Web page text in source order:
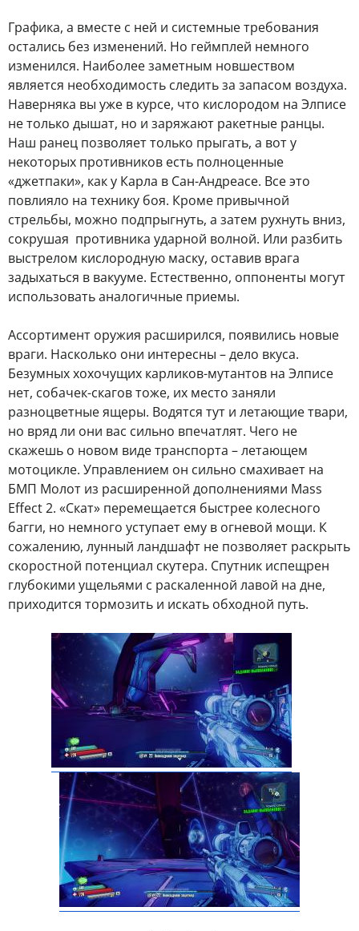
Графика, а вместе с ней и системные требования
остались без изменений. Но геймплей немного
изменился. Наиболее заметным новшеством
является необходимость следить за запасом воздуха.
Наверняка вы уже в курсе, что кислородом на Элписе
не только дышат, но и заряжают ракетные ранцы.
Наш ранец позволяет только прыгать, а вот у
некоторых противников есть полноценные
«джетпаки», как у Карла в Сан-Андреасе. Все это
повлияло на технику боя. Кроме привычной
стрельбы, можно подпрыгнуть, а затем рухнуть вниз,
сокрушая противника ударной волной. Или разбить
выстрелом кислородную маску, оставив врага
задыхаться в вакууме. Естественно, оппоненты могут
использовать аналогичные приемы.
Ассортимент оружия расширился, появились новые
враги. Насколько они интересны – дело вкуса.
Безумных хохочущих карликов-мутантов на Элписе
нет, собачек-скагов тоже, их место заняли
разноцветные ящеры. Водятся тут и летающие твари,
но вряд ли они вас сильно впечатлят. Чего не
скажешь о новом виде транспорта – летающем
мотоцикле. Управлением он сильно смахивает на
БМП Молот из расширенной дополнениями Mass
Effect 2. «Скат» перемещается быстрее колесного
багги, но немного уступает ему в огневой мощи. К
сожалению, лунный ландшафт не позволяет раскрыть
скоростной потенциал скутера. Спутник испещрен
глубокими ущельями с раскаленной лавой на дне,
приходится тормозить и искать обходной путь.